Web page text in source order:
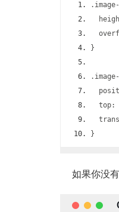
. image-
}
. image-
  top
:
}
如果你没